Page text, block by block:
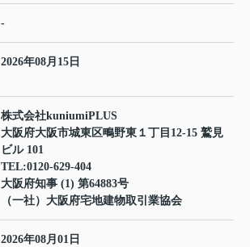
-
2026年08月15日
株式会社kuniumiPLUS
大阪府大阪市城東区鴫野東１丁目12-15 鷲見
ビル 101
TEL:0120-629-404
大阪府知事 (1) 第64883号
（一社）大阪府宅地建物取引業協会
2026年08月01日